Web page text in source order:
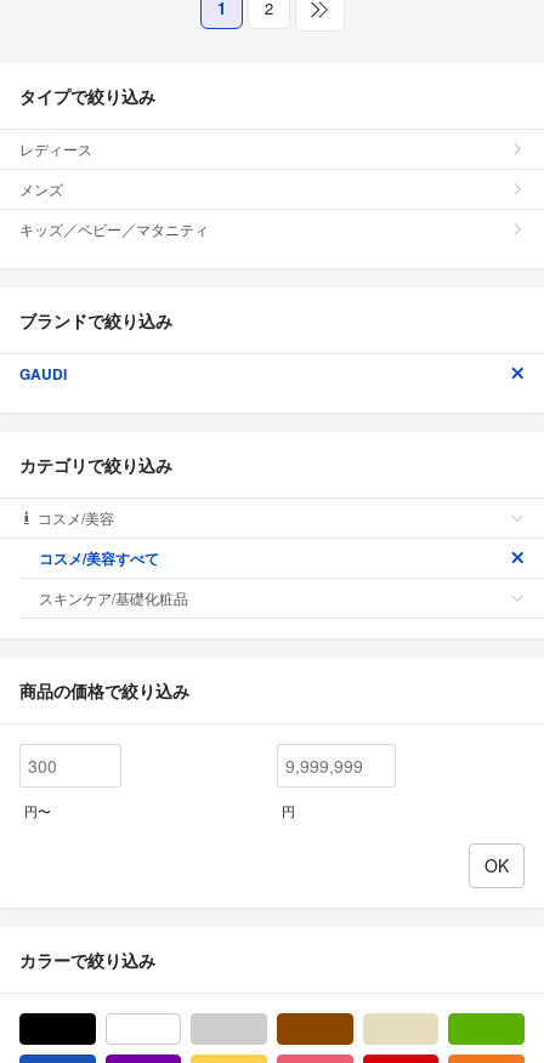
1 2
タイプで絞り込み
レディース
メンズ
キッズ／ベビー／マタニティ
ブランドで絞り込み
GAUDI
カテゴリで絞り込み
コスメ/美容
コスメ/美容すべて
スキンケア/基礎化粧品
商品の価格で絞り込み
円〜 円
カラーで絞り込み